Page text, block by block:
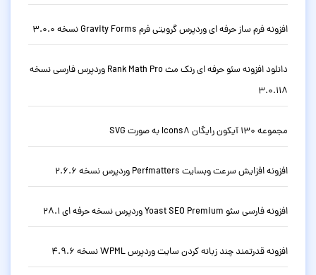
افزونه فرم ساز حرفه ای وردپرس گرویتی فرم Gravity Forms نسخه 3.0.0
دانلود افزونه سئو حرفه ای رنک مث Rank Math Pro وردپرس فارسی نسخه
3.0.118
مجموعه 130 آیکون رایگان Icons8 به صورت SVG
افزونه افزایش سرعت وبسایت Perfmatters وردپرس نسخه 2.6.6
افزونه فارسی سئو Yoast SEO Premium وردپرس نسخه حرفه ای 28.1
افزونه قدرتمند چند زبانه کردن سایت وردپرس WPML نسخه 4.9.6